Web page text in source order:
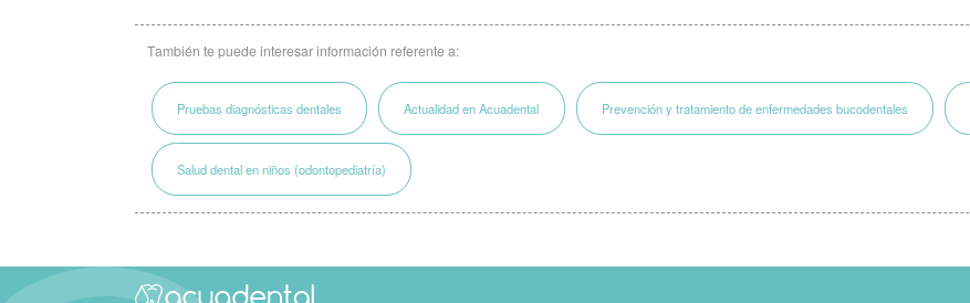
También te puede interesar información referente a:
Pruebas diagnósticas dentales Actualidad en Acuadental Prevención y tratamiento de enfermedades bucodentales
Salud dental en niños (odontopediatría)